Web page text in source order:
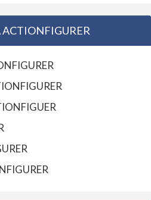
ACTIONFIGURER